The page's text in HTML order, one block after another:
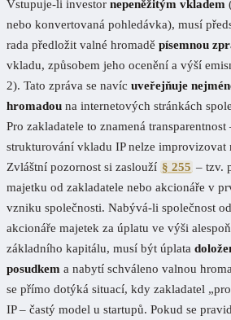
Vstupuje-li investor nepeněžitým vkladem
nebo konvertovaná pohledávka), musí
rada předložit valné hromadě písemnou
vkladu, způsobem jeho ocenění a výší
2). Tato zpráva se navíc uveřejňuje
hromadou na internetových stránkách
Pro zakladatele to znamená transparentnost
strukturování vkladu IP nelze improvizovat
Zvláštní pozornost si zaslouží § 255 – tzv.
majetku od zakladatele nebo akcionáře v
vzniku společnosti. Nabývá-li společnost
akcionáře majetek za úplatu ve výši
základního kapitálu, musí být úplata
posudkem a nabytí schváleno valnou
se přímo dotýká situací, kdy zakladatel
IP – častý model u startupů. Pokud se